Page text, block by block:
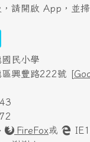
，請開啟 App，並
民小學
區興豐路222號 [
FireFox或